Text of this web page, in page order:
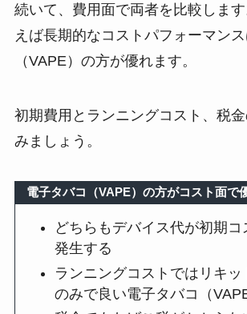
続いて、費用面で両者を比較しま
えば長期的なコストパフォーマン
（VAPE）の方が優れます。
初期費用とランニングコスト、税
みましょう。
電子タバコ（VAPE）の方がコスト面で
どちらもデバイス代が初期コ
発生する
ランニングコストではリキッ
のみで良い電子タバコ（